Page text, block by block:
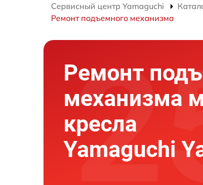
Сервисный центр Yamaguchi
Ремонт подъемного механизма
Ремонт
механизма
кресла
Yamaguchi